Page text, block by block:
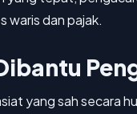
waris dan pajak.
yang sah secara